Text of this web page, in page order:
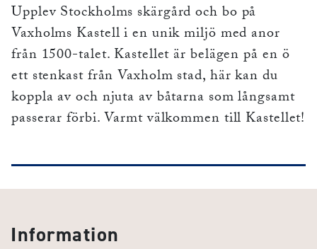
Upplev Stockholms skärgård och bo på
Vaxholms Kastell i en unik miljö med anor
från 1500-talet. Kastellet är belägen på en ö
ett stenkast från Vaxholm stad, här kan du
koppla av och njuta av båtarna som långsamt
passerar förbi. Varmt välkommen till Kastellet!
Information